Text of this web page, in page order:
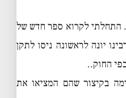
התחלתי לקרוא ספר חדש של
יונה לראשונה ניסו לתקן
החוק..
בקיצור שהם המציאו את